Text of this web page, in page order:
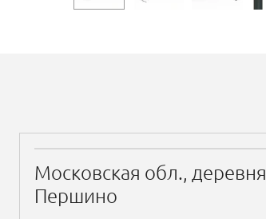
Московская обл., деревня
Першино